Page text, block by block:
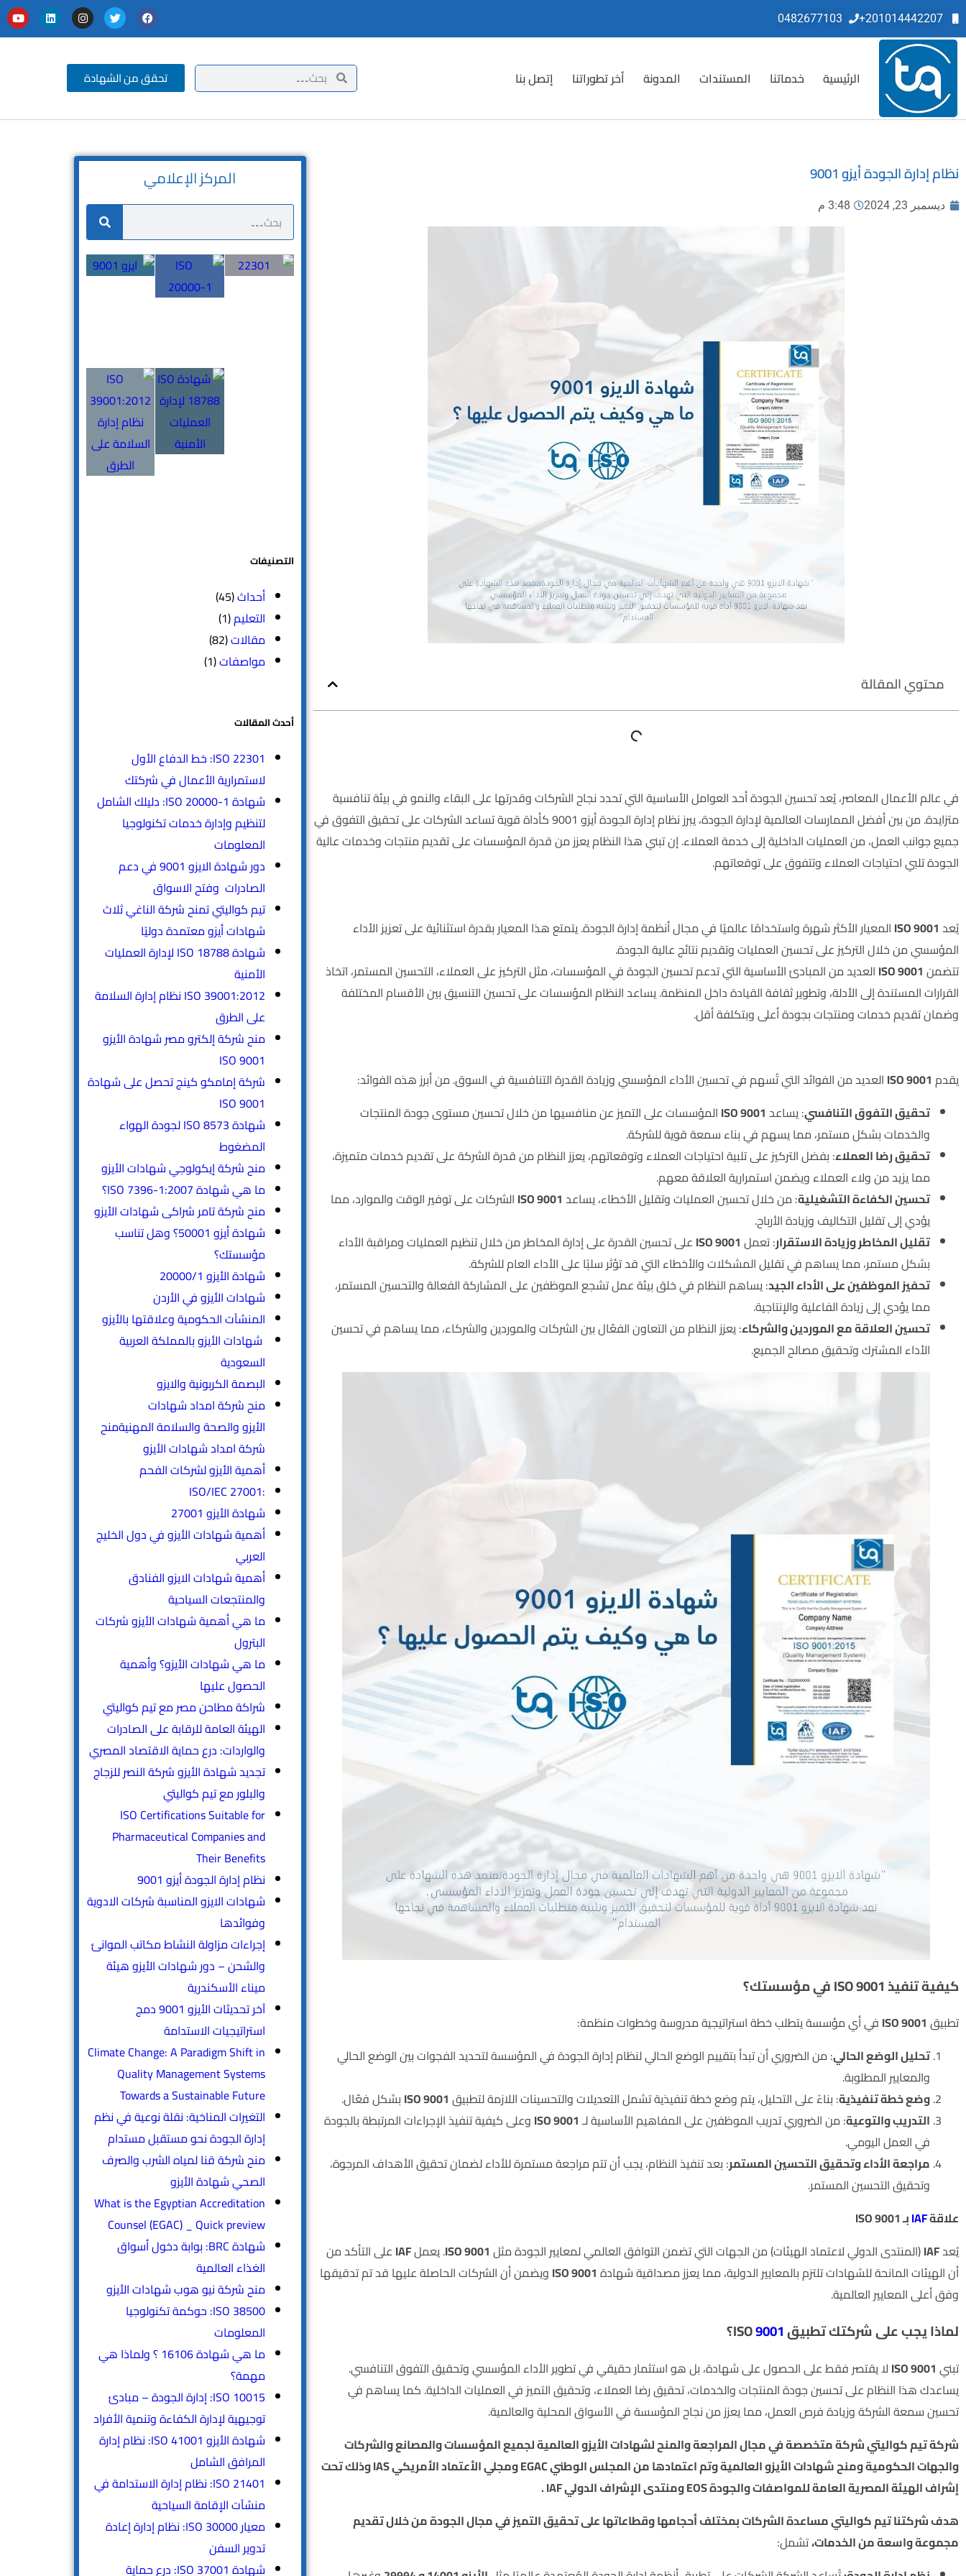
201014442207+
0482677103
الرئيسية خدماتنا المستندات المدونة أخر تطوراتنا إتصل بنا تحقق من الشهادة
نظام إدارة الجودة أيزو 9001
ديسمبر 23, 2024 3:48 م
محتوي المقالة
في عالم الأعمال المعاصر، يُعد تحسين الجودة أحد العوامل الأساسية التي تحدد نجاح الشركات وقدرتها على البقاء والنمو في بيئة تنافسية
متزايدة. من بين أفضل الممارسات العالمية لإدارة الجودة، يبرز نظام إدارة الجودة أيزو 9001 كأداة قوية تساعد الشركات على تحقيق التفوق في
جميع جوانب العمل، من العمليات الداخلية إلى خدمة العملاء. إن تبني هذا النظام يعزز من قدرة المؤسسات على تقديم منتجات وخدمات عالية
الجودة تلبي احتياجات العملاء وتتفوق على توقعاتهم.
يُعد ISO 9001 المعيار الأكثر شهرة واستخدامًا عالميًا في مجال أنظمة إدارة الجودة. يتمتع هذا المعيار بقدرة استثنائية على تعزيز الأداء
المؤسسي من خلال التركيز على تحسين العمليات وتقديم نتائج عالية الجودة.
تتضمن ISO 9001 العديد من المبادئ الأساسية التي تدعم تحسين الجودة في المؤسسات، مثل التركيز على العملاء، التحسين المستمر، اتخاذ
القرارات المستندة إلى الأدلة، وتطوير ثقافة القيادة داخل المنظمة. يساعد النظام المؤسسات على تحسين التنسيق بين الأقسام المختلفة
وضمان تقديم خدمات ومنتجات بجودة أعلى وبتكلفة أقل.
يقدم ISO 9001 العديد من الفوائد التي تُسهم في تحسين الأداء المؤسسي وزيادة القدرة التنافسية في السوق. من أبرز هذه الفوائد:
تحقيق التفوق التنافسي: يساعد ISO 9001 المؤسسات على التميز عن منافسيها من خلال تحسين مستوى جودة المنتجات
والخدمات بشكل مستمر، مما يسهم في بناء سمعة قوية للشركة.
تحقيق رضا العملاء: بفضل التركيز على تلبية احتياجات العملاء وتوقعاتهم، يعزز النظام من قدرة الشركة على تقديم خدمات متميزة،
مما يزيد من ولاء العملاء ويضمن استمرارية العلاقة معهم.
تحسين الكفاءة التشغيلية: من خلال تحسين العمليات وتقليل الأخطاء، يساعد ISO 9001 الشركات على توفير الوقت والموارد، مما
يؤدي إلى تقليل التكاليف وزيادة الأرباح.
تقليل المخاطر وزيادة الاستقرار: تعمل ISO 9001 على تحسين القدرة على إدارة المخاطر من خلال تنظيم العمليات ومراقبة الأداء
بشكل مستمر، مما يساهم في تقليل المشكلات والأخطاء التي قد تؤثر سلبًا على الأداء العام للشركة.
تحفيز الموظفين على الأداء الجيد: يساهم النظام في خلق بيئة عمل تشجع الموظفين على المشاركة الفعالة والتحسين المستمر،
مما يؤدي إلى زيادة الفاعلية والإنتاجية.
تحسين العلاقة مع الموردين والشركاء: يعزز النظام من التعاون الفعّال بين الشركات والموردين والشركاء، مما يساهم في تحسين
الأداء المشترك وتحقيق مصالح الجميع.
كيفية تنفيذ ISO 9001 في مؤسستك؟
تطبيق ISO 9001 في أي مؤسسة يتطلب خطة استراتيجية مدروسة وخطوات منظمة:
تحليل الوضع الحالي: من الضروري أن تبدأ بتقييم الوضع الحالي لنظام إدارة الجودة في المؤسسة لتحديد الفجوات بين الوضع الحالي
والمعايير المطلوبة.
وضع خطة تنفيذية: بناءً على التحليل، يتم وضع خطة تنفيذية تشمل التعديلات والتحسينات اللازمة لتطبيق ISO 9001 بشكل فعّال.
التدريب والتوعية: من الضروري تدريب الموظفين على المفاهيم الأساسية لـISO 9001 وعلى كيفية تنفيذ الإجراءات المرتبطة بالجودة
في العمل اليومي.
مراجعة الأداء وتحقيق التحسين المستمر: بعد تنفيذ النظام، يجب أن تتم مراجعة مستمرة للأداء لضمان تحقيق الأهداف المرجوة،
وتحقيق التحسين المستمر.
علاقةIAFبـ ISO 9001
يُعدIAF(المنتدى الدولي لاعتماد الهيئات) من الجهات التي تضمن التوافق العالمي لمعايير الجودة مثل ISO 9001. يعملIAF على التأكد من
أن الهيئات المانحة للشهادات تلتزم بالمعايير الدولية، مما يعزز مصداقية شهادة ISO 9001 ويضمن أن الشركات الحاصلة عليها قد تم تدقيقها
وفق أعلى المعايير العالمية.
لماذا يجب على شركتك تطبيق ISO9001 ؟
تبني ISO 9001 لا يقتصر فقط على الحصول على شهادة، بل هو استثمار حقيقي في تطوير الأداء المؤسسي وتحقيق التفوق التنافسي.
يساعدك هذا النظام على تحسين جودة المنتجات والخدمات، تحقيق رضا العملاء، وتحقيق التميز في العمليات الداخلية. كما يساهم في
تحسين سمعة الشركة وزيادة فرص العمل، مما يعزز من نجاح المؤسسة في الأسواق المحلية والعالمية.
شركة تيم كواليتي شركة متخصصة في مجال المراجعة والمنح لشهادات الأيزو العالمية لجميع المؤسسات والمصانع والشركات
والجهات الحكومية ومنح شهادات الأيزو العالمية وتم اعتمادها من المجلس الوطني EGAC ومجلي الأعتماد الأمريكي IAS وذلك تحت
إشراف الهيئة المصرية العامة للمواصفات والجودة EOS ومنتدى الإشراف الدولي IAF .
هدف شركتنا تيم كواليتي مساعدة الشركات بمختلف أحجامها وقطاعاتها على تحقيق التميز في مجال الجودة من خلال تقديم
مجموعة واسعة من الخدمات،تشمل:
المركز الإعلامي
التصنيفات
أحداث(45)
التعليم(1)
مقالات(82)
مواصفات(1)
أحدث المقالات
ISO 22301: خط الدفاع الأول
لاستمرارية الأعمال في شركتك
شهادة ISO 20000-1: دليلك الشامل
لتنظيم وإدارة خدمات تكنولوجيا
المعلومات
دور شهادة الايزو 9001 في دعم
الصادرات وفتح الاسواق
تيم كواليتي تمنح شركة الناغي ثلاث
شهادات أيزو معتمدة دوليًا
شهادة ISO 18788 لإدارة العمليات
الأمنية
ISO 39001:2012 نظام إدارة السلامة
على الطرق
منح شركة إلكترو مصر شهادة الأيزو
ISO 9001
شركة إمامكو كينج تحصل على شهادة
ISO 9001
شهادة ISO 8573 لجودة الهواء
المضغوط
منح شركة إيكولوجي شهادات الأيزو
ما هي شهادة ISO 7396-1:2007؟
منح شركة تامر شراكى شهادات الأيزو
شهادة أيزو 50001؟ وهل تناسب
مؤسستك؟
شهادة الأيزو 20000/1
شهادات الأيزو في الأردن
المنشآت الحكومية وعلاقتها بالأيزو
شهادات الأيزو بالمملكة العربية
السعودية
البصمة الكربونية والايزو
منح شركة امداد شهادات
الأيزو والصحة والسلامة المهنيةمنح
شركة امداد شهادات الأيزو
أهمية الأيزو لشركات الفحم
:ISO/IEC 27001
شهادة الأيزو 27001
أهمية شهادات الأيزو في دول الخليج
العربي
أهمية شهادات الايزو الفنادق
والمنتجعات السياحية
ما هي أهمية شهادات الأيزو شركات
البترول
ما هي شهادات الأيزو؟ وأهمية
الحصول عليها
شراكة مطاحن مصر مع تيم كواليتي
الهيئة العامة للرقابة على الصادرات
والواردات: درع حماية الاقتصاد المصري
تجديد شهادة الأيزو شركة النصر للزجاج
والبلور مع تيم كواليتي
ISO Certifications Suitable for
Pharmaceutical Companies and
Their Benefits
نظام إدارة الجودة أيزو 9001
شهادات الايزو المناسبة شركات الادوية
وفوائدها
إجراءات مزاولة النشاط مكاتب الموانئ
والشحن – دور شهادات الأيزو هيئة
ميناء الأسكندرية
آخر تحديثات الأيزو 9001 دمج
استراتيجيات الاستدامة
Climate Change: A Paradigm Shift in
Quality Management Systems
Towards a Sustainable Future
التغيرات المناخية: نقلة نوعية في نظم
إدارة الجودة نحو مستقبل مستدام
منح شركة قنا لمياه الشرب والصرف
الصحي شهادة الأيزو
What is the Egyptian Accreditation
Counsel (EGAC) _ Quick preview
شهادة BRC: بوابة دخول أسواق
الغذاء العالمية
منح شركة نيو هوب شهادات الأيزو
ISO 38500: حوكمة تكنولوجيا
المعلومات
ما هي شهادة 16106 ؟ ولماذا هي
مهمة؟
ISO 10015: إدارة الجودة – مبادئ
توجيهية لإدارة الكفاءة وتنمية الأفراد
شهادة الأيزو ISO 41001: نظام إدارة
المرافق الشامل
ISO 21401: نظام إدارة الاستدامة في
منشآت الإقامة السياحية
معيار ISO 30000: نظام إدارة إعادة
تدوير السفن
شهادة ISO 37001: درع حماية